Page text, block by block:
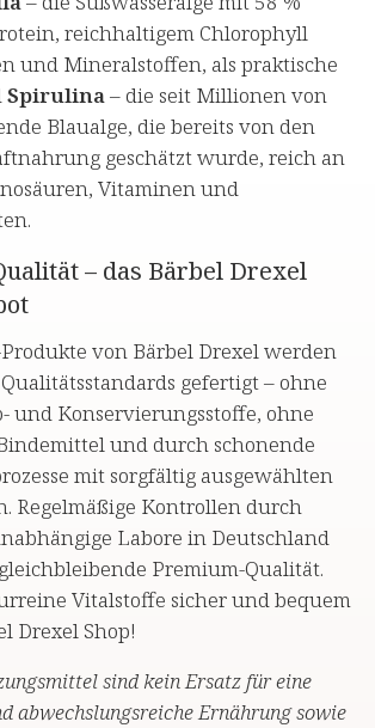
reichhaltigem Chlorophyll
und Mineralstoffen, als praktische
Spirulina– die seit Millionen von
Blaualge, die bereits von den
geschätzt wurde, reich an
Vitaminen und
– das Bärbel Drexel
von Bärbel Drexel werden
gefertigt – ohne
und Konservierungsstoffe, ohne
und durch schonende
mit sorgfältig ausgewählten
Regelmäßige Kontrollen durch
Labore in Deutschland
Premium-Qualität.
Vitalstoffe sicher und bequem
Drexel Shop!
sind kein Ersatz für eine
abwechslungsreiche Ernährung sowie